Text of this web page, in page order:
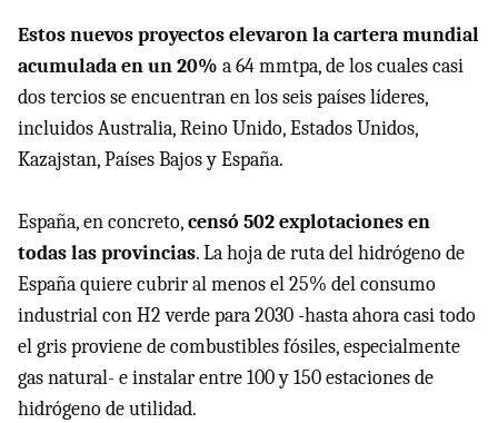
Estos nuevos proyectos elevaron la cartera mundial
acumulada en un 20% a 64 mmtpa, de los cuales casi
dos tercios se encuentran en los seis países líderes,
incluidos Australia, Reino Unido, Estados Unidos,
Kazajstan, Países Bajos y España.
España, en concreto,censó 502 explotaciones en
todas las provincias. La hoja de ruta del hidrógeno de
España quiere cubrir al menos el 25% del consumo
industrial con H2 verde para 2030 -hasta ahora casi todo
el gris proviene de combustibles fósiles, especialmente
gas natural- e instalar entre 100 y 150 estaciones de
hidrógeno de utilidad.